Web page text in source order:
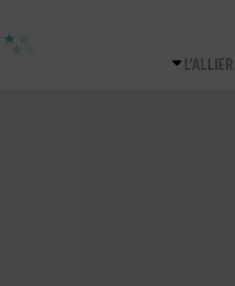
L’ALLIER